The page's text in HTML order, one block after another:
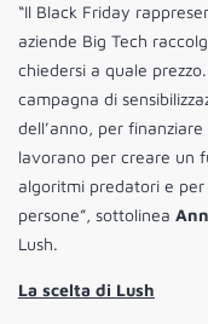
“Il Black Friday
aziende Big Tech
chiedersi a quale
campagna di
dell’anno, per
lavorano per creare un
algoritmi predatori e
persone”, sottolinea
Lush.
La scelta di Lush